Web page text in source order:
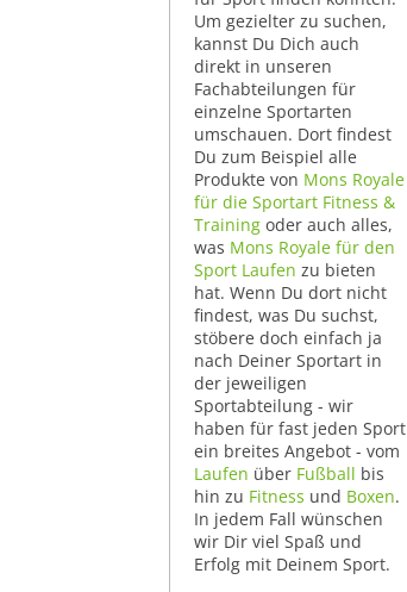
Um gezielter zu suchen,
kannst Du Dich auch
direkt in unseren
Fachabteilungen für
einzelne Sportarten
umschauen. Dort findest
Du zum Beispiel alle
Produkte von Mons Royale
für die Sportart Fitness &
Training oder auch alles,
was Mons Royale für den
Sport Laufen zu bieten
hat. Wenn Du dort nicht
findest, was Du suchst,
stöbere doch einfach ja
nach Deiner Sportart in
der jeweiligen
Sportabteilung - wir
haben für fast jeden Sport
ein breites Angebot - vom
Laufen über Fußball bis
hin zu Fitness und Boxen.
In jedem Fall wünschen
wir Dir viel Spaß und
Erfolg mit Deinem Sport.